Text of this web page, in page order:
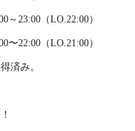
～23:00（LO.22:00）
〜22:00（LO.21:00）
済み。